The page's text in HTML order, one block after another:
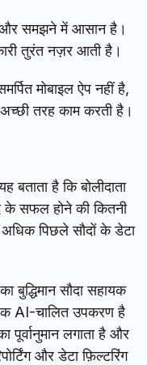
समझने में आसान है।
तुरंत नज़र आती है।
मोबाइल ऐप नहीं है,
तरह काम करती है।
बताता है कि बोलीदाता
के सफल होने की कितनी
पिछले सौदों के डेटा
बुद्धिमान सौदा सहायक
AI-चालित उपकरण है
पूर्वानुमान लगाता है और
और डेटा फ़िल्टरिंग